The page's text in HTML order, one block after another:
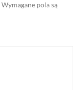
Wymagane pola są